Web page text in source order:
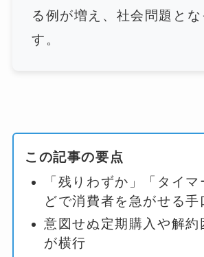
る例が増え、社会問題とな
す。
この記事の要点
「残りわずか」「タイ
どで消費者を急がせる手
意図せぬ定期購入や解約
が横行